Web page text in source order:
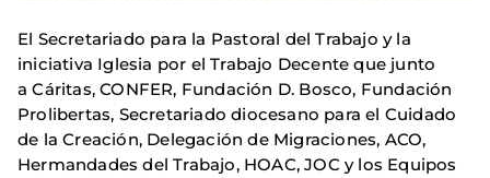
El Secretariado para la Pastoral del Trabajo y la
iniciativa Iglesia por el Trabajo Decente que junto
a Cáritas, CONFER, Fundación D. Bosco, Fundación
Prolibertas, Secretariado diocesano para el Cuidado
de la Creación, Delegación de Migraciones, ACO,
Hermandades del Trabajo, HOAC, JOC y los Equipos